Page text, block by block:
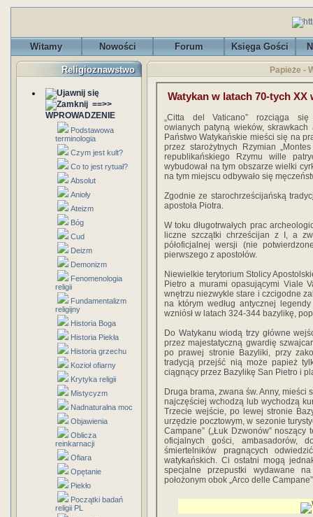
Witamy Nowości Forum Księga Gości
Religioznawstwo
==>>
WPROWADZENIE
Podstawowa
terminologia
Czym jest kult?
Co to jest rytuał?
Absolut
Anioły
Ateizm
Bóg
Cud
Deizm
Demonizm
Fenomenologia
religii
Fundamentalizm
religijny
Historia Boga
Historia Piekła
Historia grzechu
Kozioł ofiarny
Krytyka religii
Mistycyzm
Nadnaturalna moc
Objawienia
Oblicza
reinkarnacji
Ofiara
Opętanie
Piekło
Początki badań
religii PL
Papieże -
Watykan w latach 70-tych XX
„Citta del Vaticano” rozciąga się
owianych patyną wieków, skrawkach
Państwo Watykańskie mieści się na
przez starożytnych Rzymian
republikańskiego Rzymu wille
wybudował na tym obszarze wielki
na tym miejscu odby­wało się
Zgodnie ze starochrześcijańską
apostoła Pio­tra.
W toku długotrwałych prac
li­czne szczątki chrześcijan z I, a
półoficjalnej wersji (nie
pierwszego z apostołów.
Niewielkie te­rytorium Stolicy
Pietro a murami opasującymi Viale
wnętrzu niezwykle stare i czcigod­ne
na którym według antycznej
wzniósł w latach 324-344 bazylikę,
Do Watykanu wiodą trzy główne
przez maje­statyczną gwardię
po prawej stronie Bazy­liki, przy
tradycją przejść nią może papież
ciągnący przez Bazylikę San Pietro i
Druga brama, zwana św. Anny, mieś­ci
najczęściej wchodzą lub wychodzą
Trzecie wejście, po lewej stronie
urzędzie po­cztowym, w sezonie
Campane” („Łuk Dzwonów”
oficjalnych gości, ambasadorów,
śmiertelników pragnących
watykańskich. Ci ostatni mogą
specjalne przepustki wydawane
położonym obok „Arco delle